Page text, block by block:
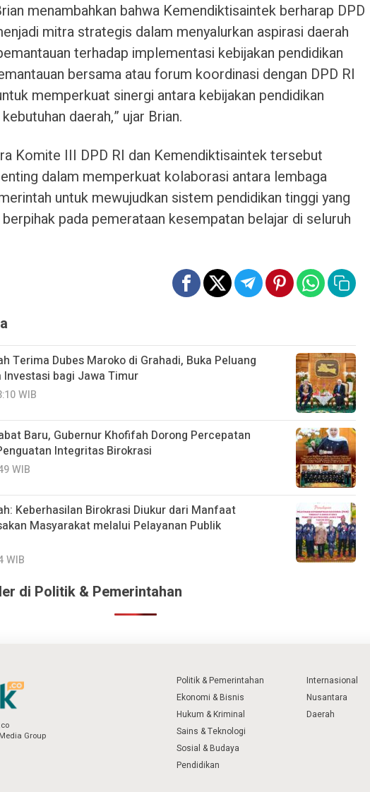
menambahkan bahwa Kemendiktisaintek berharap DPD
mitra strategis dalam menyalurkan aspirasi daerah
terhadap implementasi kebijakan pendidikan
bersama atau forum koordinasi dengan DPD RI
memperkuat sinergi antara kebijakan pendidikan
daerah,” ujar Brian.
Komite III DPD RI dan Kemendiktisaintek tersebut
dalam memperkuat kolaborasi antara lembaga
untuk mewujudkan sistem pendidikan tinggi yang
pada pemerataan kesempatan belajar di seluruh
Terima Dubes Maroko di Grahadi, Buka Peluang
Investasi bagi Jawa Timur
WIB
Baru, Gubernur Khofifah Dorong Percepatan
Integritas Birokrasi
WIB
Keberhasilan Birokrasi Diukur dari Manfaat
Masyarakat melalui Pelayanan Publik
WIB
di Politik & Pemerintahan
Group
Politik & Pemerintahan
Ekonomi & Bisnis
Hukum & Kriminal
Sains & Teknologi
Sosial & Budaya
Pendidikan
Internasional
Nusantara
Daerah